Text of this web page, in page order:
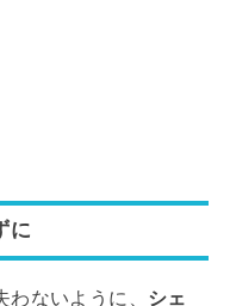
に
わないように、 シェ